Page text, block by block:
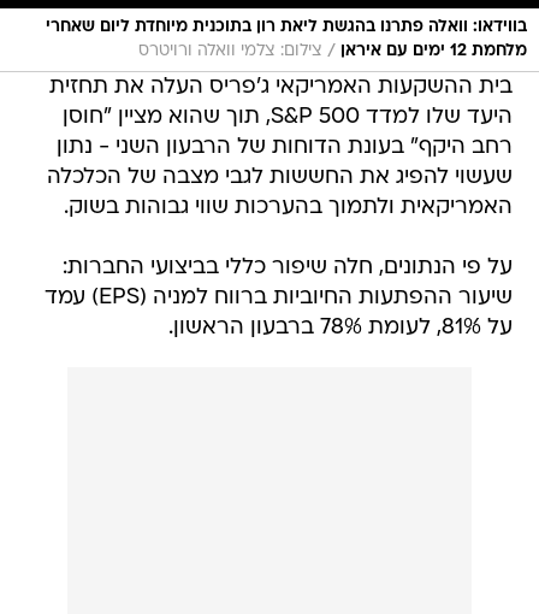
בווידאו: וואלה פתרנו בהגשת ליאת רון בתוכנית מיוחדת ליום שאחרי
מלחמת 12 ימים עם איראן
/ צילום: צלמי וואלה ורויטרס
בית ההשקעות האמריקאי ג'פריס העלה את תחזית
היעד שלו למדד S&P 500, תוך שהוא מציין "חוסן
רחב היקף" בעונת הדוחות של הרבעון השני - נתון
שעשוי להפיג את החששות לגבי מצבה של הכלכלה
האמריקאית ולתמוך בהערכות שווי גבוהות בשוק.
על פי הנתונים, חלה שיפור כללי בביצועי החברות:
שיעור ההפתעות החיוביות ברווח למניה (EPS) עמד
על 81%, לעומת 78% ברבעון הראשון.